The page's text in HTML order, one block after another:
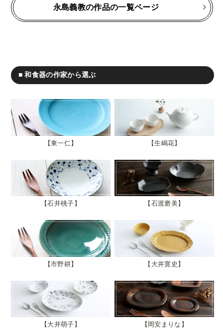
永島義教の作品の一覧ページ
■ 和食器の作家から選ぶ
東一仁 生嶋花
石井桃子 石渡磨美
市野耕 大井寛史
大井萌子 岡安まりな